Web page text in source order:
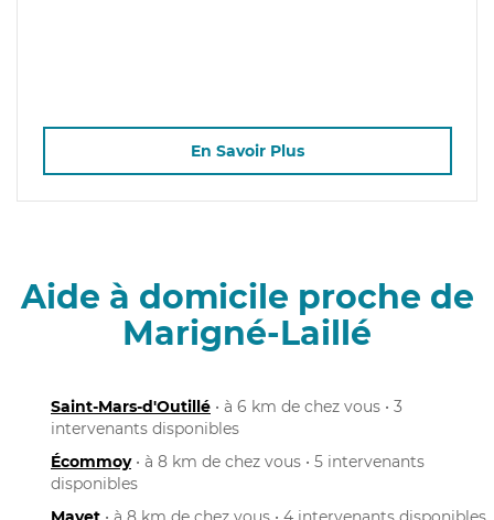
En Savoir Plus
Aide à domicile proche de
Marigné-Laillé
Saint-Mars-d'Outillé • à 6 km de chez vous • 3
intervenants disponibles
Écommoy• à 8 km de chez vous • 5 intervenants
disponibles